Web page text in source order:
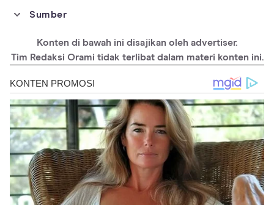
Sumber
https://www.medicinenet.com/hematoma/article.htm
https://dx.doi.org/10.1097%2FMPH.0000000000001338
Konten di bawah ini disajikan oleh advertiser.
Tim Redaksi Orami tidak terlibat dalam materi konten ini.